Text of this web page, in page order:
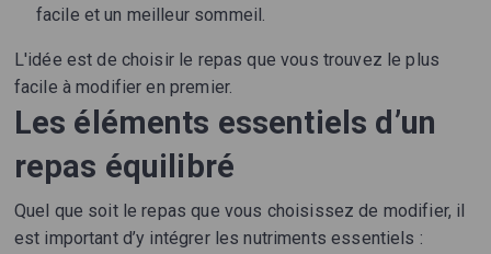
facile et un meilleur sommeil.
L'idée est de choisir le repas que vous trouvez le plus
facile à modifier en premier.
Les éléments essentiels d’un
repas équilibré
Quel que soit le repas que vous choisissez de modifier, il
est important d’y intégrer les nutriments essentiels :